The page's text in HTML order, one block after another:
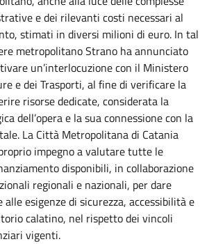
e dei rilevanti costi necessari al
stimati in diversi milioni di euro. In tal
metropolitano Strano ha annunciato
un’interlocuzione con il Ministero
e dei Trasporti, al fine di verificare la
risorse dedicate, considerata la
dell’opera e la sua connessione con la
La Città Metropolitana di Catania
impegno a valutare tutte le
disponibili, in collaborazione
regionali e nazionali, per dare
esigenze di sicurezza, accessibilità e
calatino, nel rispetto dei vincoli
vigenti.